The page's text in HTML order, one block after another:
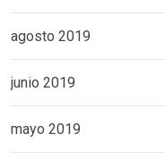
agosto 2019
junio 2019
mayo 2019